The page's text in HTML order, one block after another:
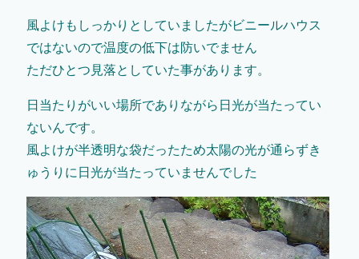
風よけもしっかりとしていましたがビニールハウス
ではないので温度の低下は防いでません
ただひとつ見落としていた事があります。
日当たりがいい場所でありながら日光が当たってい
ないんです。
風よけが半透明な袋だったため太陽の光が通らずき
ゅうりに日光が当たっていませんでした